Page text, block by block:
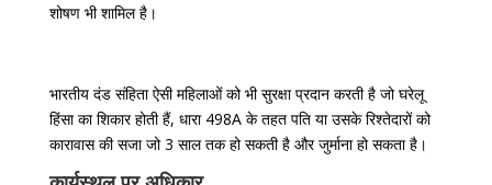
शोषण भी शामिल है।
भारतीय दंड संहिता ऐसी महिलाओं को भी सुरक्षा प्रदान करती है जो घरेलू
हिंसा का शिकार होती हैं, धारा 498A के तहत पति या उसके रिश्तेदारों को
कारावास की सजा जो 3 साल तक हो सकती है और जुर्माना हो सकता है।